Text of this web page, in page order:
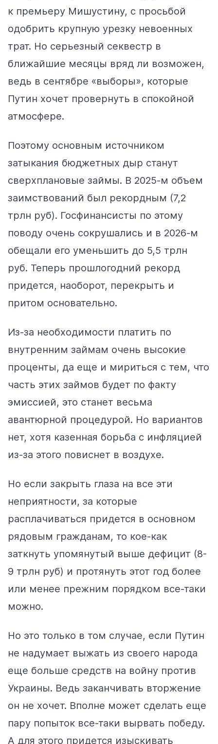
к премьеру Мишустину, с просьбой
одобрить крупную урезку невоенных
трат. Но серьезный секвестр в
ближайшие месяцы вряд ли возможен,
ведь в сентябре «выборы», которые
Путин хочет провернуть в спокойной
атмосфере.
Поэтому основным источником
затыкания бюджетных дыр станут
сверхплановые займы. В 2025-м объем
заимствований был рекордным (7,2
трлн руб). Госфинансисты по этому
поводу очень сокрушались и в 2026-м
обещали его уменьшить до 5,5 трлн
руб. Теперь прошлогодний рекорд
придется, наоборот, перекрыть и
притом основательно.
Из-за необходимости платить по
внутренним займам очень высокие
проценты, да еще и мириться с тем, что
часть этих займов будет по факту
эмиссией, это станет весьма
авантюрной процедурой. Но вариантов
нет, хотя казенная борьба с инфляцией
из-за этого повиснет в воздухе.
Но если закрыть глаза на все эти
неприятности, за которые
расплачиваться придется в основном
рядовым гражданам, то кое-как
заткнуть упомянутый выше дефицит (8-
9 трлн руб) и протянуть этот год более
или менее прежним порядком все-таки
можно.
Но это только в том случае, если Путин
не надумает выжать из своего народа
еще больше средств на войну против
Украины. Ведь заканчивать вторжение
он не хочет. Вполне может сделать еще
пару попыток все-таки вырвать победу.
А для этого придется изыскивать